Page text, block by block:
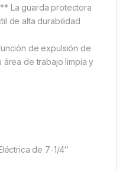
La guarda protectora
de alta durabilidad
de expulsión de
área de trabajo limpia y
de 7-1/4″